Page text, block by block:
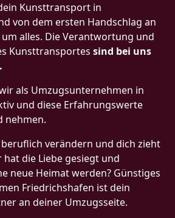
Kunsttransport in
von dem ersten Handschlag an
alles. Die Verantwortung und
Kunsttransportes sind bei uns
als Umzugsunternehmen in
und diese Erfahrungswerte
nehmen.
verändern und dich zieht
hat die Liebe gesiegt und
neue Heimat werden? Günstiges
Friedrichshafen ist dein
an deiner Umzugsseite.